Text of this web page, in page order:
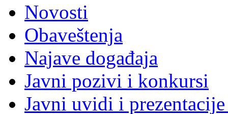
Novosti
Obaveštenja
Najave događaja
Javni pozivi i konkursi
Javni uvidi i